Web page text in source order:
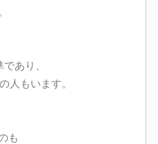
あり、
人もいます。
も